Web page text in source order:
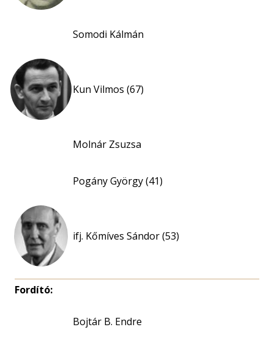
Somodi Kálmán
Kun Vilmos (67)
Molnár Zsuzsa
Pogány György (41)
ifj. Kőmíves Sándor (53)
Fordító:
Bojtár B. Endre